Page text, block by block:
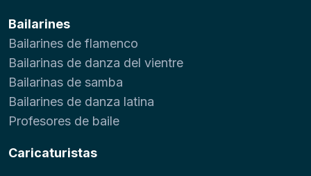
Bailarines
Bailarines de flamenco
Bailarinas de danza del vientre
Bailarinas de samba
Bailarines de danza latina
Profesores de baile
Caricaturistas